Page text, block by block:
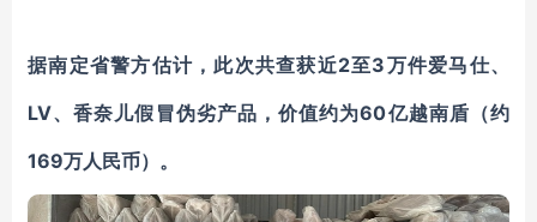
据南定省警方估计，此次共查获近2至3万件爱马仕、
LV、香奈儿假冒伪劣产品，价值约为60亿越南盾（约
169万人民币）。